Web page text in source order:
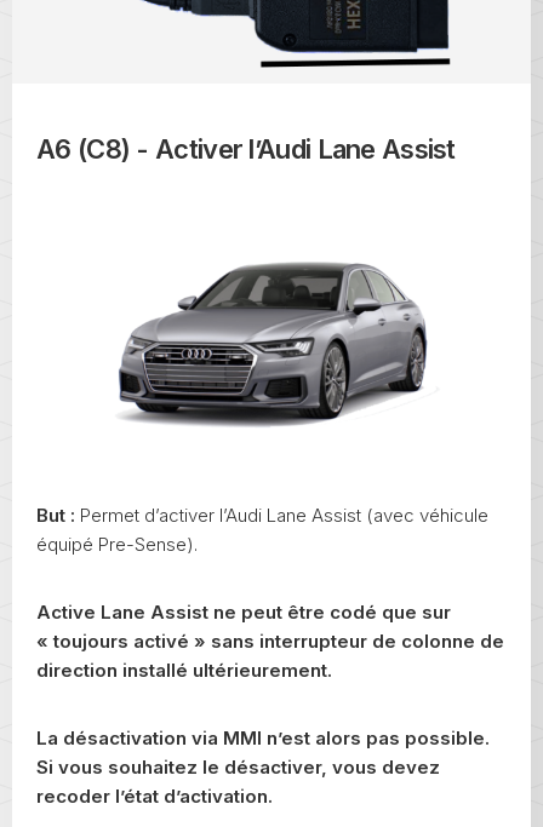
A6 (C8) - Activer l’Audi Lane Assist
But : Permet d’activer l’Audi Lane Assist (avec véhicule
équipé Pre-Sense).
Active Lane Assist ne peut être codé que sur
« toujours activé » sans interrupteur de colonne de
direction installé ultérieurement.
La désactivation via MMI n’est alors pas possible.
Si vous souhaitez le désactiver, vous devez
recoder l’état d’activation.